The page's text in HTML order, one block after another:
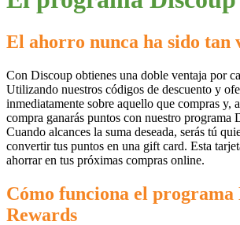
Primor
Amazon
Druni
Booking.com
Ropa y
Hogar y
Jardín
Transporte
El ahorro nunca ha sido tan
Con Discoup obtienes una doble ventaja por
Utilizando nuestros códigos de descuento y
inmediatamente sobre aquello que compras y,
compra ganarás puntos con nuestro programa
Cuando alcances la suma deseada, serás tú
convertir tus puntos en una gift card. Esta
ahorrar en tus próximas compras online.
Cómo funciona el programa
Rewards